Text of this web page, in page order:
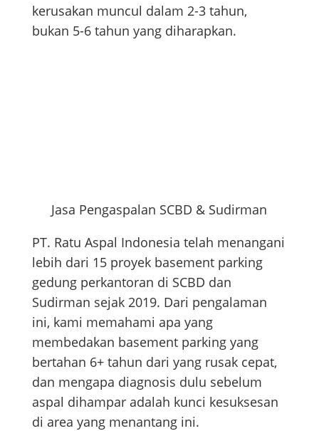
kerusakan muncul dalam 2-3 tahun,
bukan 5-6 tahun yang diharapkan.
Jasa Pengaspalan SCBD & Sudirman
PT. Ratu Aspal Indonesia telah menangani
lebih dari 15 proyek basement parking
gedung perkantoran di SCBD dan
Sudirman sejak 2019. Dari pengalaman
ini, kami memahami apa yang
membedakan basement parking yang
bertahan 6+ tahun dari yang rusak cepat,
dan mengapa diagnosis dulu sebelum
aspal dihampar adalah kunci kesuksesan
di area yang menantang ini.